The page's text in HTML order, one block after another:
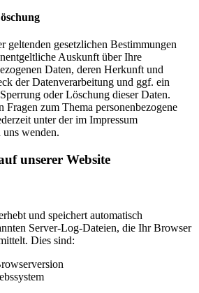
geltenden gesetzlichen Bestimmungen
Auskunft über Ihre
Daten, deren Herkunft und
der Datenverarbeitung und ggf. ein
oder Löschung dieser Daten.
zum Thema personenbezogene
unter der im Impressum
uns wenden.
unserer Website
und speichert automatisch
Server-Log-Dateien, die Ihr Browser
Dies sind: